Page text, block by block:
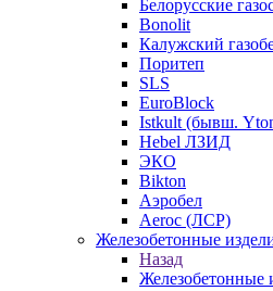
Белорусские
Bonolit
Калужский
Поритеп
SLS
EuroBlock
Istkult (бывш.
Hebel ЛЗИД
ЭКО
Bikton
Аэробел
Aeroc (ЛСР)
Железобетонные
Назад
Железобетонные